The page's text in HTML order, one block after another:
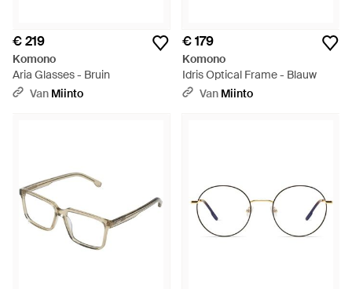
€ 219
Komono
Aria Glasses - Bruin
Van Miinto
€ 179
Komono
Idris Optical Frame - Blauw
Van Miinto